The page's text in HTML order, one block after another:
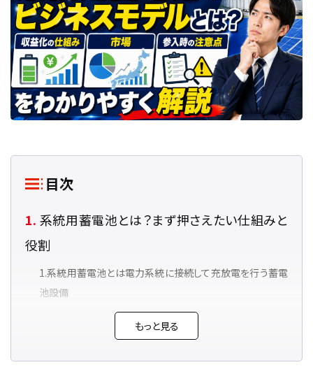
目次
系統用蓄電池とは？まず押さえたい仕組みと
役割
系統用蓄電池とは電力系統に接続して充放電を行う蓄電
池設備
電力需給の調整や再エネの変動吸収に使われる
単独設置型と再エネ併設型で事業の考え方が変わる
系統安定化と市場取引の両方に価値がある
もっと見る